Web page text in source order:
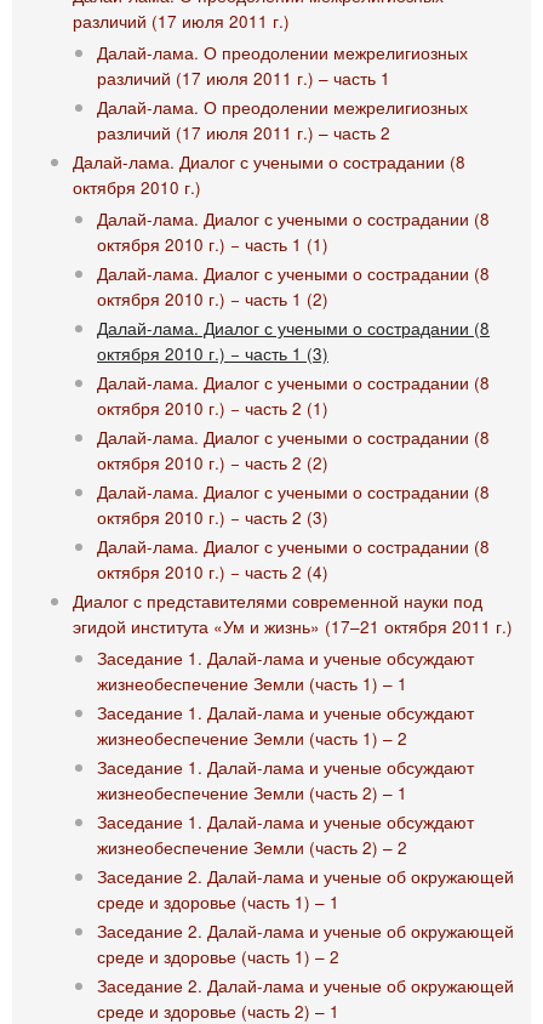
различий (17 июля 2011 г.)
Далай-лама. О преодолении межрелигиозных
различий (17 июля 2011 г.) – часть 1
Далай-лама. О преодолении межрелигиозных
различий (17 июля 2011 г.) – часть 2
Далай-лама. Диалог с учеными о сострадании (8
октября 2010 г.)
Далай-лама. Диалог с учеными о сострадании (8
октября 2010 г.) − часть 1 (1)
Далай-лама. Диалог с учеными о сострадании (8
октября 2010 г.) − часть 1 (2)
Далай-лама. Диалог с учеными о сострадании (8
октября 2010 г.) − часть 1 (3)
Далай-лама. Диалог с учеными о сострадании (8
октября 2010 г.) − часть 2 (1)
Далай-лама. Диалог с учеными о сострадании (8
октября 2010 г.) − часть 2 (2)
Далай-лама. Диалог с учеными о сострадании (8
октября 2010 г.) − часть 2 (3)
Далай-лама. Диалог с учеными о сострадании (8
октября 2010 г.) − часть 2 (4)
Диалог с представителями современной науки под
эгидой института «Ум и жизнь» (17–21 октября 2011 г.)
Заседание 1. Далай-лама и ученые обсуждают
жизнеобеспечение Земли (часть 1) – 1
Заседание 1. Далай-лама и ученые обсуждают
жизнеобеспечение Земли (часть 1) – 2
Заседание 1. Далай-лама и ученые обсуждают
жизнеобеспечение Земли (часть 2) – 1
Заседание 1. Далай-лама и ученые обсуждают
жизнеобеспечение Земли (часть 2) – 2
Заседание 2. Далай-лама и ученые об окружающей
среде и здоровье (часть 1) – 1
Заседание 2. Далай-лама и ученые об окружающей
среде и здоровье (часть 1) – 2
Заседание 2. Далай-лама и ученые об окружающей
среде и здоровье (часть 2) – 1